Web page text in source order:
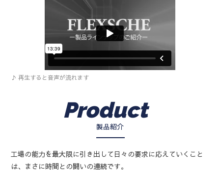
♪ 再生すると音声が流れます
Product
製品紹介
工場の能力を最大限に引き出して日々の要求に応えていくこと
は、まさに時間との闘いの連続です。